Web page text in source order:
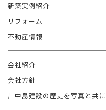
新築実例紹介
リフォーム
不動産情報
会社紹介
会社方針
川中島建設の歴史を写真と共に